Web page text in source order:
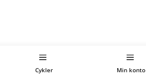
Cykler Min konto